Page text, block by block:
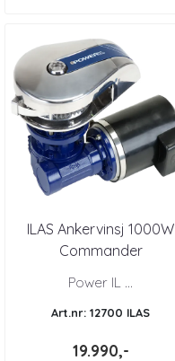
ILAS Ankervinsj 1000W
Commander
Power IL ...
Art.nr: 12700 ILAS
19.990,-